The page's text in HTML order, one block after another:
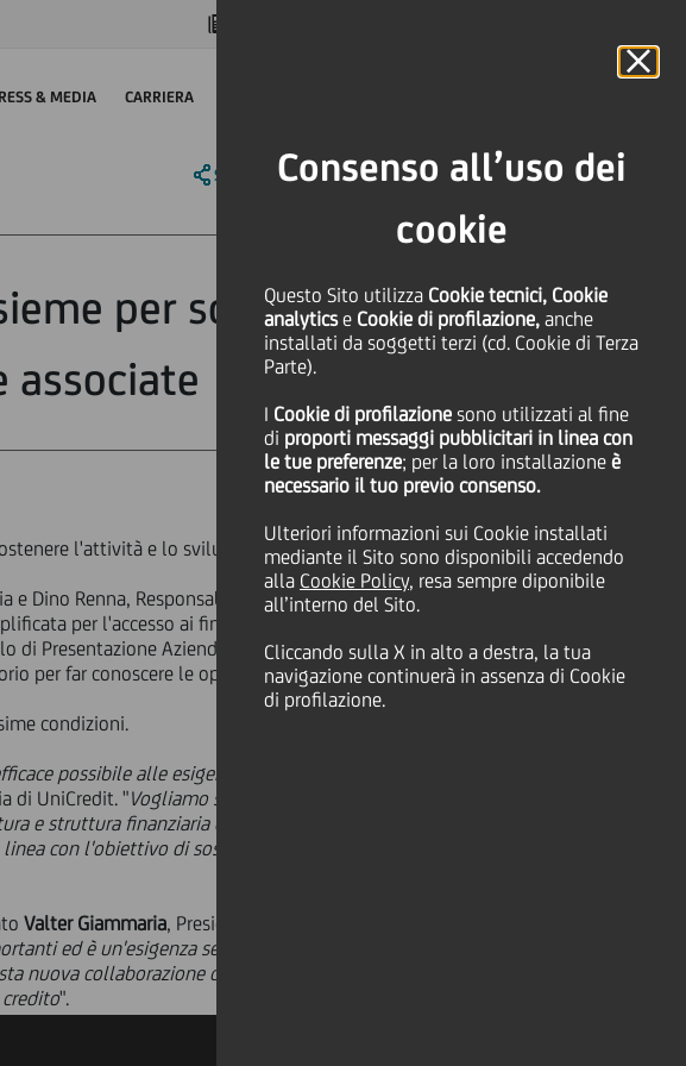
Consenso all’uso dei
cookie
Questo Sito utilizza Cookie tecnici, Cookie
analyticse Cookie di profilazione, anche
installati da soggetti terzi (cd. Cookie di Terza
Parte).
I Cookie di profilazione sono utilizzati al fine
di proporti messaggi pubblicitari in linea con
le tue preferenze; per la loro installazione è
necessario il tuo previo consenso.
Ulteriori informazioni sui Cookie installati
mediante il Sito sono disponibili accedendo
alla Cookie Policy, resa sempre diponibile
all’interno del Sito.
Cliccando sulla X in alto a destra, la tua
navigazione continuerà in assenza di Cookie
di profilazione.
& MEDIA CARRIERA
SHARE PRINT SEND
per sostenere lo
associate
l'attività e lo sviluppo delle imprese associate.
Dino Renna, Responsabile Retail Centro Italia e per
per l'accesso ai finanziamenti e ai servizi offerti
di Presentazione Aziendale', predisposto
per far conoscere le opportunità offerte.
condizioni.
possibile alle esigenze creditizie delle imprese
di UniCredit. "Vogliamo supportare la crescita delle
e struttura finanziaria e la collaborazione con una
con l'obiettivo di sostenere le imprese e le
Valter Giammaria, Presidente Confesercenti Lazio.
ed è un'esigenza sempre presente. L'alta
nuova collaborazione con UniCredit intendiamo
".